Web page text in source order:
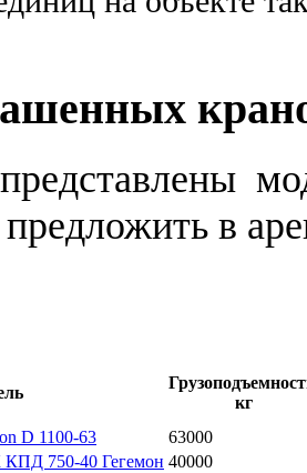
в
кг
D 1100-63
63000
750-40 Гегемон 40000